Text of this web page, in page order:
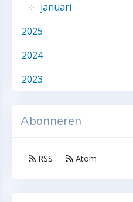
januari
2025
2024
2023
Abonneren
RSS Atom